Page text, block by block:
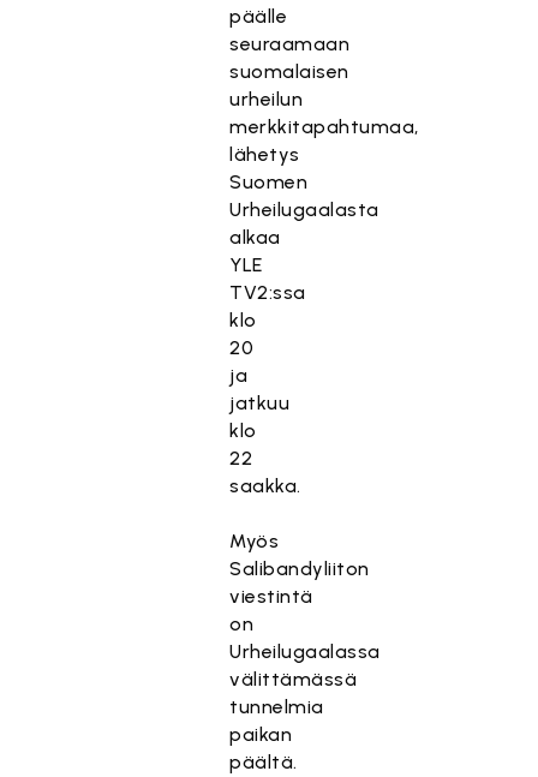
päälle
seuraamaan
suomalaisen
urheilun
merkkitapahtumaa,
lähetys
Suomen
Urheilugaalasta
alkaa
YLE
TV2:ssa
klo
20
ja
jatkuu
klo
22
saakka.
Myös
Salibandyliiton
viestintä
on
Urheilugaalassa
välittämässä
tunnelmia
paikan
päältä.